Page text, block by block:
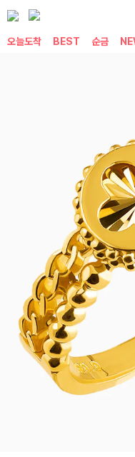
오늘도착 BEST 순금